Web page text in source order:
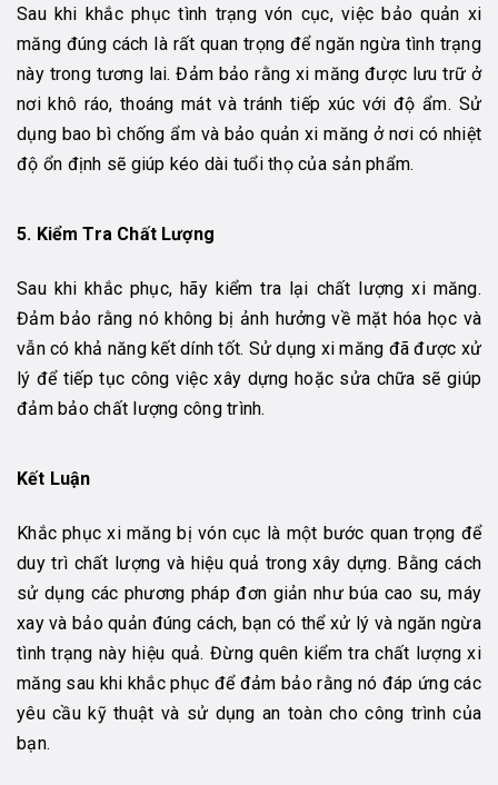
Sau khi khắc phục tình trạng vón cục, việc bảo quản xi
măng đúng cách là rất quan trọng để ngăn ngừa tình trạng
này trong tương lai. Đảm bảo rằng xi măng được lưu trữ ở
nơi khô ráo, thoáng mát và tránh tiếp xúc với độ ẩm. Sử
dụng bao bì chống ẩm và bảo quản xi măng ở nơi có nhiệt
độ ổn định sẽ giúp kéo dài tuổi thọ của sản phẩm.
5. Kiểm Tra Chất Lượng
Sau khi khắc phục, hãy kiểm tra lại chất lượng xi măng.
Đảm bảo rằng nó không bị ảnh hưởng về mặt hóa học và
vẫn có khả năng kết dính tốt. Sử dụng xi măng đã được xử
lý để tiếp tục công việc xây dựng hoặc sửa chữa sẽ giúp
đảm bảo chất lượng công trình.
Kết Luận
Khắc phục xi măng bị vón cục là một bước quan trọng để
duy trì chất lượng và hiệu quả trong xây dựng. Bằng cách
sử dụng các phương pháp đơn giản như búa cao su, máy
xay và bảo quản đúng cách, bạn có thể xử lý và ngăn ngừa
tình trạng này hiệu quả. Đừng quên kiểm tra chất lượng xi
măng sau khi khắc phục để đảm bảo rằng nó đáp ứng các
yêu cầu kỹ thuật và sử dụng an toàn cho công trình của
bạn.